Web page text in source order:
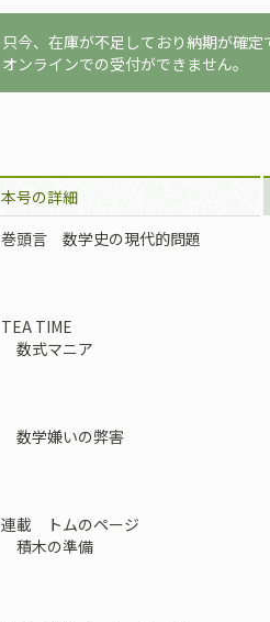
只今、在庫が不足しており納期が確定
オンラインでの受付ができません。
本号の詳細
巻頭言 数学史の現代的問題
TEA TIME
数式マニア
数学嫌いの弊害
連載 トムのページ
積木の準備